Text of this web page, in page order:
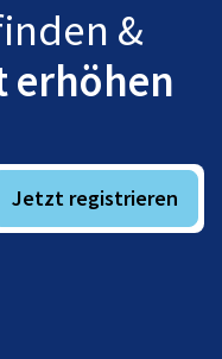
&
erhöhen
Jetzt registrieren